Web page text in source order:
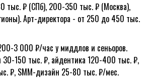
тыс. ₽ (СПб), 200-350 тыс. ₽ (Москва),
Арт-директора - от 250 до 450 тыс.
3 000 ₽/час у миддлов и сеньоров.
30-150 тыс. ₽, айдентика 120-400 тыс. ₽,
₽, SMM-дизайн 25-80 тыс. ₽/мес.